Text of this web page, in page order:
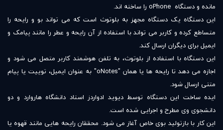
مانده و دستگاه oPhone را ساخته اند.
این دستگاه یک دستگاه مجهز به بلوتوث است که می تواند بو و رایحه را
متساطع کرده و کاربر می تواند با استفاده از آن رایحه و عطر را مانند پیامک و
ایمیل برای دیگران ارسال کند.
این دستگاه با استفاده از بلوتوث، به تلفن هوشمند کاربر متصل می شود و
اجازه می دهد تا رایحه ها یا همان "oNotes" به عنوان ایمیل، توییت یا پیام
متنی ارسال شود.
ایده ساخت این دستگاه توسط دیوید ادواردز استاد دانشگاه هاروارد و دو
دانشجوی وی مطرح و اجرایی شده است.
این کار با بازتولید بوی خاص آغاز می شود. محققان رایحه هایی مانند قهوه یا